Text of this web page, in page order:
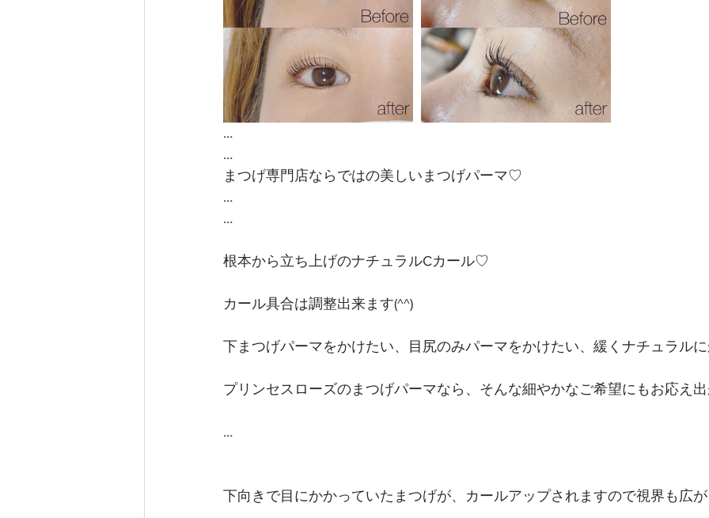
…
…
まつげ専門店ならではの美しいまつげパーマ♡
…
…
根本から立ち上げのナチュラルCカール♡
カール具合は調整出来ます(^^)
下まつげパーマをかけたい、目尻のみパーマをかけたい、緩くナチュラル
プリンセスローズのまつげパーマなら、そんな細やかなご希望にもお応え
…
下向きで目にかかっていたまつげが、カールアップされますので視界も広